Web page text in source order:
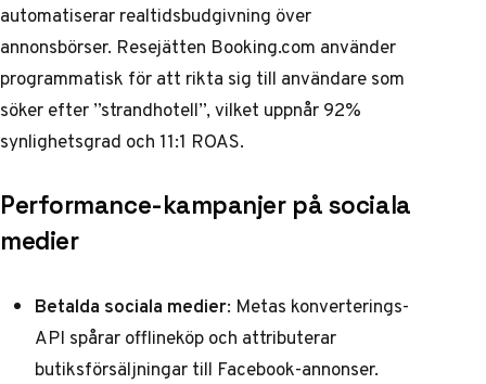
automatiserar realtidsbudgivning över
annonsbörser. Resejätten Booking.com använder
programmatisk för att rikta sig till användare som
söker efter ”strandhotell”, vilket uppnår 92%
synlighetsgrad och 11:1 ROAS.
Performance-kampanjer på sociala
medier
Betalda sociala medier: Metas konverterings-
API spårar offlineköp och attributerar
butiksförsäljningar till Facebook-annonser.